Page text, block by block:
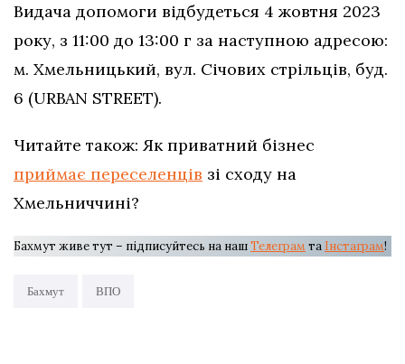
Видача допомоги відбудеться 4 жовтня 2023
року, з 11:00 до 13:00 г за наступною адресою:
м. Хмельницький, вул. Січових стрільців, буд.
6 (URBAN STREET).
Читайте також: Як приватний бізнес
приймає переселенців зі сходу на
Хмельниччині?
Бахмут живе тут – підписуйтесь на нашТелеграм та Інстаграм!
Бахмут ВПО